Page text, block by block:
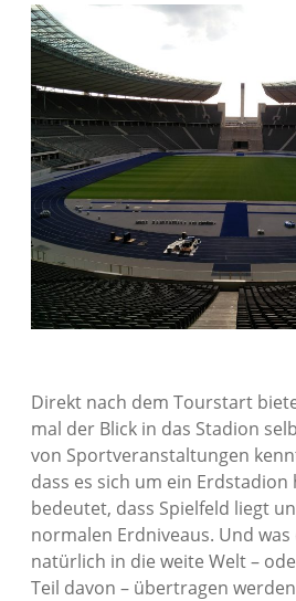
Direkt nach dem Tourstart
mal der Blick in das Stadion
von Sportveranstaltungen
dass es sich um ein Erdstadion
bedeutet, dass Spielfeld liegt
normalen Erdniveaus. Und
natürlich in die weite Welt –
Teil davon – übertragen